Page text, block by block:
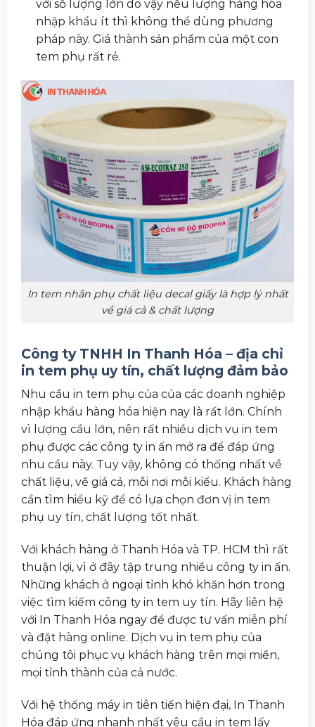
với số lượng lớn do vậy nếu lượng hàng hóa
nhập khẩu ít thì không thể dùng phương
pháp này. Giá thành sản phẩm của một con
tem phụ rất rẻ.
In tem nhãn phụ chất liệu decal giấy là hợp lý nhất
về giá cả & chất lượng
Công ty TNHH In Thanh Hóa – địa chỉ
in tem phụ uy tín, chất lượng đảm bảo
Nhu cầu in tem phụ của của các doanh nghiệp
nhập khẩu hàng hóa hiện nay là rất lớn. Chính
vì lượng cầu lớn, nên rất nhiều dịch vụ in tem
phụ được các công ty in ấn mở ra để đáp ứng
nhu cầu này. Tuy vậy, không có thống nhất về
chất liệu, về giá cả, mỗi nơi mỗi kiểu. Khách hàng
cần tìm hiểu kỹ để có lựa chọn đơn vị in tem
phụ uy tín, chất lượng tốt nhất.
Với khách hàng ở Thanh Hóa và TP. HCM thì rất
thuận lợi, vì ở đây tập trung nhiều công ty in ấn.
Những khách ở ngoại tỉnh khó khăn hơn trong
việc tìm kiếm công ty in tem uy tín. Hãy liên hệ
với In Thanh Hóa ngay để được tư vấn miễn phí
và đặt hàng online. Dịch vụ in tem phụ của
chúng tôi phục vụ khách hàng trên mọi miền,
mọi tỉnh thành của cả nước.
Với hệ thống máy in tiên tiến hiện đại, In Thanh
Hóa đáp ứng nhanh nhất yêu cầu in tem lấy